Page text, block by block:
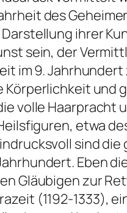
des
ihrer
sein, der
im 9.
und
volle
etwa
sind
Eben
Gläubigen zur
(1192-